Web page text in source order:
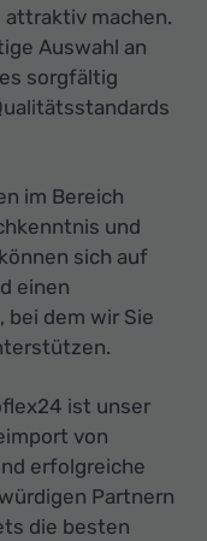
attraktiv machen.
Auswahl an
sorgfältig
im Bereich
und
sich auf
einen
bei dem wir Sie
ist unser
von
erfolgreiche
Partnern
die besten